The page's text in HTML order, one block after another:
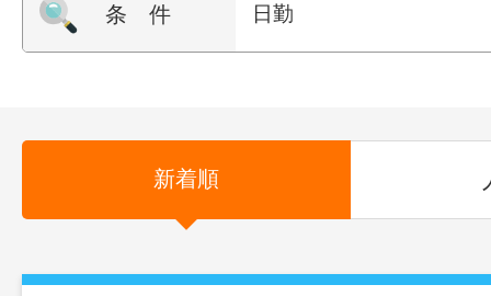
条 件 日勤
新着順